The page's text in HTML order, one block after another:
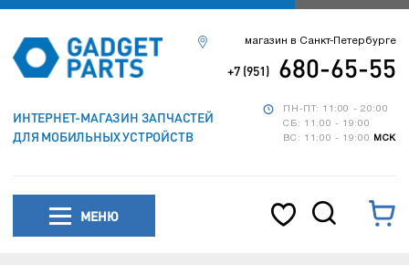
ИНТЕРНЕТ-МАГАЗИН ЗАПЧАСТЕЙ
ДЛЯ МОБИЛЬНЫХ УСТРОЙСТВ
ПН-ПТ: 11:00 - 20:00
СБ: 11:00 - 19:00
ВС: 11:00 - 19:00
МСК
магазин в Санкт-Петербурге
+7 (951) 680-65-55
МЕНЮ